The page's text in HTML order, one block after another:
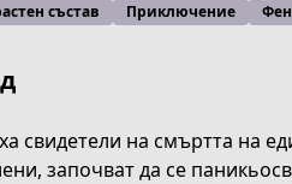
състав Приключение
свидетели на смъртта на
започват да се